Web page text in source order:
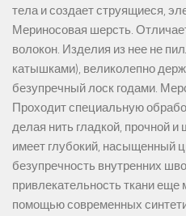
тела и создает струящиеся,
Мериносовая шерсть.
волокон. Изделия из нее не
катышками), великолепно
безупречный лоск годами.
Проходит специальную
делая нить гладкой, прочной
имеет глубокий, насыщенный
безупречность внутренних
привлекательность ткани
помощью современных